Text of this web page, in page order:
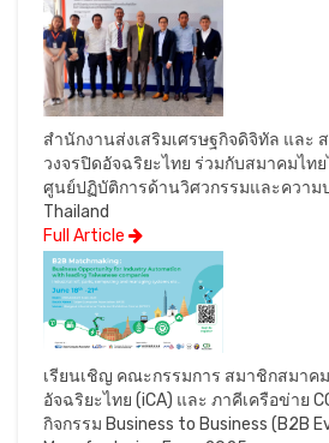
สำนักงานส่งเสริมเศรษฐกิจดิจิทัล และ
วงจรปิดอัจฉริยะไทย ร่วมกับสมาคมไท
ศูนย์ปฏิบัติการด้านวิศวกรรมและความ
Thailand
Full Article
เรียนเชิญ คณะกรรมการ สมาชิกสมาค
อัจฉริยะไทย (iCA) และ ภาคีเครือข่าย
กิจกรรม Business to Business (B2B